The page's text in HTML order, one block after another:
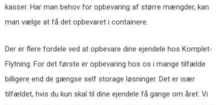
kasser. Har man behov for opbevaring af større mængder, kan
man vælge at få det opbevaret i containere.
Der er flere fordele ved at opbevare dine ejendele hos Komplet-
Flytning. For det første er opbevaring hos os i mange tilfælde
billigere end de gængse self storage løsninger. Det er især
tilfældet, hvis du kun skal til dine ejendele få gange om året. Vi